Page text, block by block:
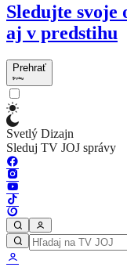
Sledujte svoje
aj v predstihu
Prehrať
Svetlý Dizajn
Sleduj TV JOJ správy